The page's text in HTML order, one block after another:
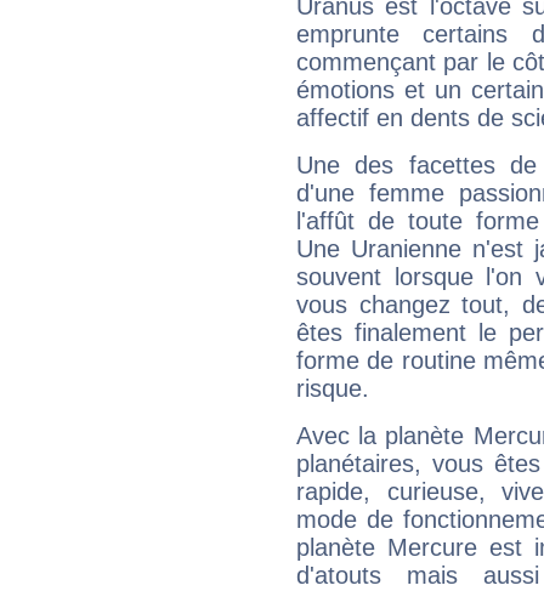
Uranus est l'octave
emprunte
commençant par le
émotions et un
affectif en dents de
Une des facettes
d'une femme
l'affût de toute
Une Uranienne n'est
souvent lorsque l'on
vous changez tout,
êtes finalement le
forme de routine
risque.
Avec la planète
planétaires, vous
rapide, curieuse,
mode de
planète Mercure est
d'atouts mais